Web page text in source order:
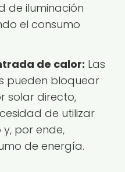
de iluminación
el consumo
de calor: Las
pueden bloquear
solar directo,
de utilizar
por ende,
de energía.